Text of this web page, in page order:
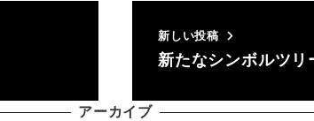
新しい投稿
新たなシンボルツリ
アーカイブ